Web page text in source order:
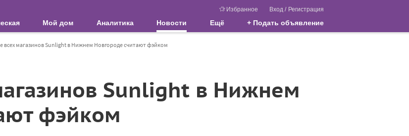
Избранное Вход / Регистрация
Мой дом Аналитика Новости Ещё + Подать объявление
всех магазинов Sunlight в Нижнем Новгороде считают фэйком
Sunlight в Нижнем
фэйком